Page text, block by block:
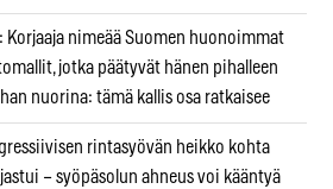
Korjaaja nimeää Suomen huonoimmat
jotka päätyvät hänen pihalleen
nuorina: tämä kallis osa ratkaisee
rintasyövän heikko kohta
– syöpäsolun ahneus voi kääntyä